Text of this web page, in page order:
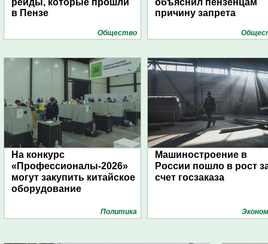
рейды, которые прошли
в Пензе
Общество
объяснил пензенцам
причину запрета
На конкурс
«Профессионалы-2026»
могут закупить китайское
оборудование
Политика
Машиностроение в
России пошло в рост
счет госзаказа